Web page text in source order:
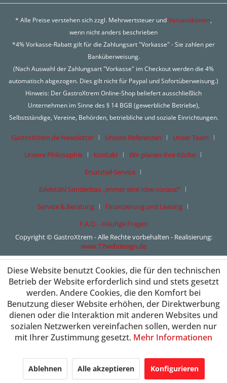
* Alle Preise verstehen sich zzgl. Mehrwertsteuer undVersandkosten,
wenn nicht anders beschrieben
*4% Vorkasse-Rabatt gilt für die Zahlungsart "Vorkasse" - Sie zahlen per
Banküberweisung.
(Nach Auswahl der Zahlungsart "Vorkasse" im Checkout werden die 4%
automatisch abgezogen. Dies gilt nicht für Paypal und Sofortüberweisung.)
Hinweis: Der GastroXtrem Online-Shop beliefert ausschließlich
Unternehmen im Sinne des § 14 BGB (gewerbliche Betriebe),
Selbstständige, Vereine, Behörden, betriebliche und soziale Einrichtungen.
GastroXtrem.de Newsletter Unsere Referenzen
Unser Team
Unsere Philosophie
Kontakt
Wir planen Ihre Küche
Ersatzteil-Service
Edelstahl Sonderbau „immer eine Idee voraus!“
Service & Beratung
Finanzierung und Leasing
F.A.Q. - Häufige Fragen
Copyright © GastroXtrem - Alle Rechte vorbehalten - Realisierung:
www.77webdesign.de
Diese Website benutzt Cookies, die für den technischen
Betrieb der Website erforderlich sind und stets gesetzt
werden. Andere Cookies, die den Komfort bei
Benutzung dieser Website erhöhen, der Direktwerbung
dienen oder die Interaktion mit anderen Websites und
sozialen Netzwerken vereinfachen sollen, werden nur
mit Ihrer Zustimmung gesetzt. Mehr Informationen
Ablehnen Alle akzeptieren Konfigurieren